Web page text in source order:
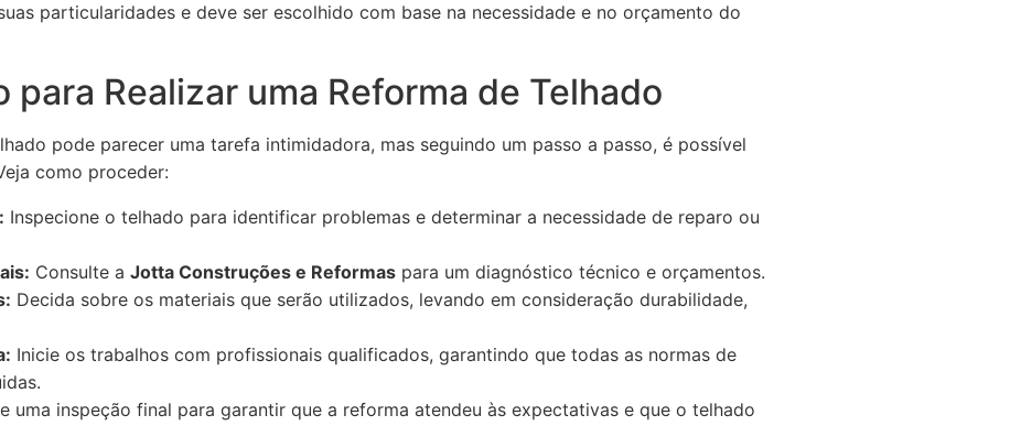
particularidades e deve ser escolhido com base na necessidade e no orçamento do
para Realizar uma Reforma de Telhado
pode parecer uma tarefa intimidadora, mas seguindo um passo a passo, é possível
como proceder:
Inspecione o telhado para identificar problemas e determinar a necessidade de reparo ou
Consulte a Jotta Construções e Reformas para um diagnóstico técnico e orçamentos.
Decida sobre os materiais que serão utilizados, levando em consideração durabilidade,
Inicie os trabalhos com profissionais qualificados, garantindo que todas as normas de
uma inspeção final para garantir que a reforma atendeu às expectativas e que o telhado